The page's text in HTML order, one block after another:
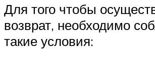
Для того чтобы
возврат, необходимо
такие условия: